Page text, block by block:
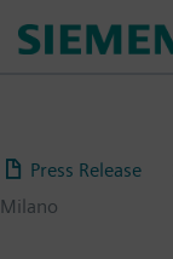
Press Release
Milano